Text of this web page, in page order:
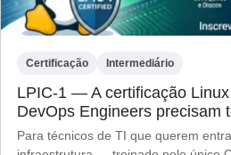
Certificação Intermediário
LPIC-1 — A certificação
DevOps Engineers precisam
Para técnicos de TI que querem